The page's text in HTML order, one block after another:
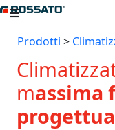
Prodotti >
massima